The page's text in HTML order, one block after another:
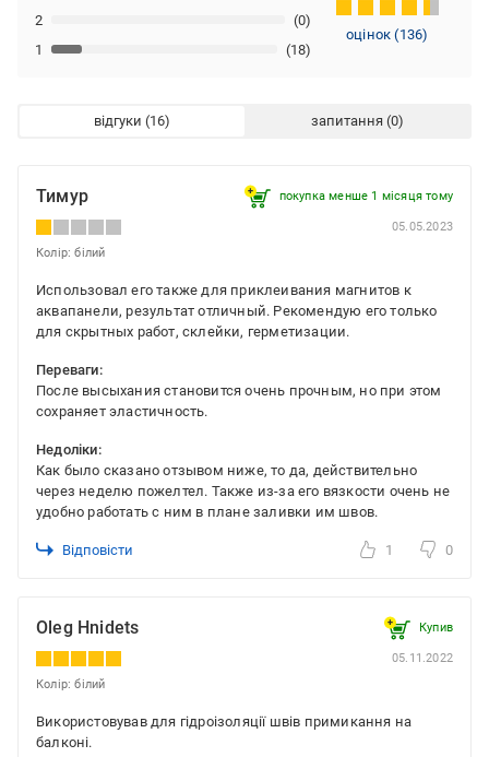
1 (18)
2 (0)
оцінок(136)
відгуки запитання
Тимур покупка менше 1 місяця томy
05.05.2023
Колір: білий
Использовал его также для приклеивания магнитов к
аквапанели, результат отличный. Рекомендую его только
для скрытных работ, склейки, герметизации.
Переваги:
После высыхания становится очень прочным, но при этом
сохраняет эластичность.
Недоліки:
Как было сказано отзывом ниже, то да, действительно
через неделю пожелтел. Также из-за его вязкости очень не
удобно работать с ним в плане заливки им швов.
Відповісти 1 0
Oleg Hnidets Купив
05.11.2022
Колір: білий
Використовував для гідроізоляції швів примикання на
балконі.